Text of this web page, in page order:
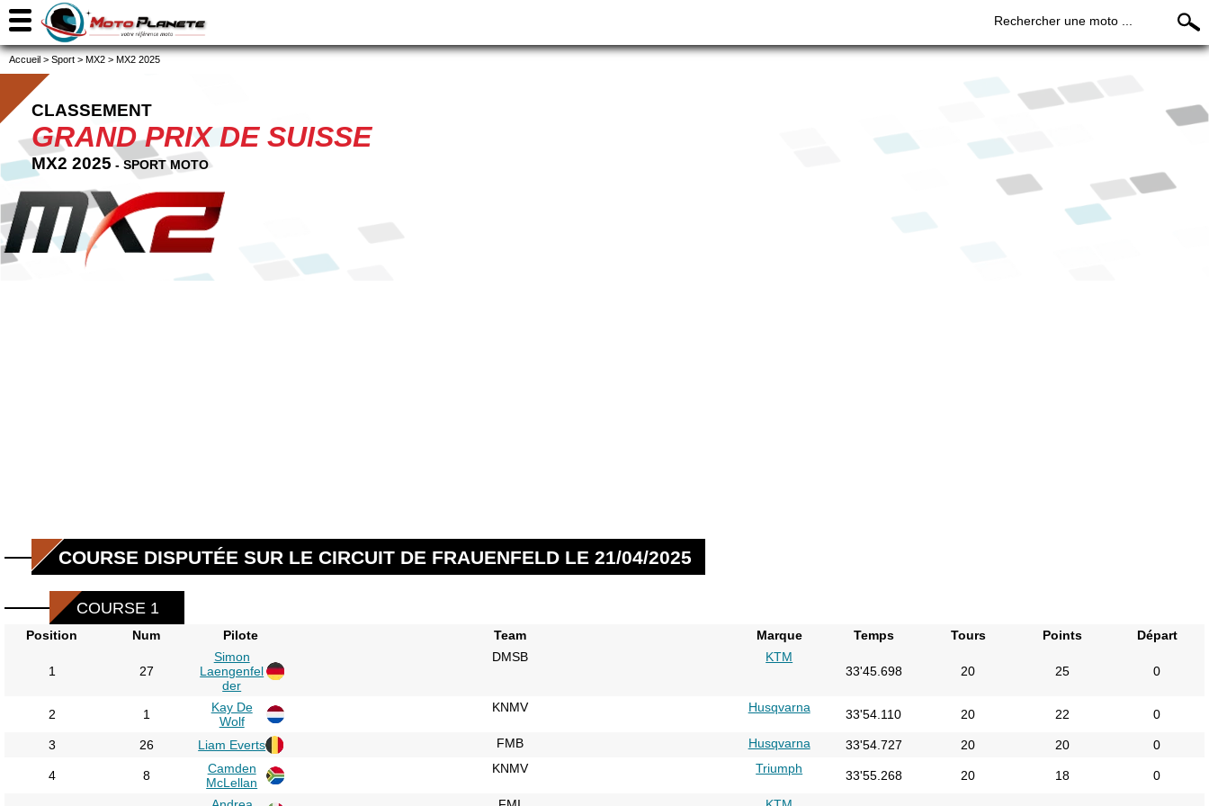
Rechercher une moto ...
Accueil > Sport > MX2 > MX2 2025
CLASSEMENT
GRAND PRIX DE SUISSE
MX2 2025 - SPORT MOTO
COURSE DISPUTÉE SUR LE CIRCUIT DE FRAUENFELD LE 21/04/2025
COURSE 1
Position Num Pilote Team Marque Temps Tours Points Départ
1 27
Simon
Laengenfel
der
DMSB
KTM
33'45.698
20 25 0
2 1
Kay De
Wolf
KNMV Husqvarna 33'54.110 20 22 0
3 26 Liam Everts FMB Husqvarna 33'54.727 20 20 0
4 8
Camden
McLellan
KNMV Triumph 33'55.268 20 18 0